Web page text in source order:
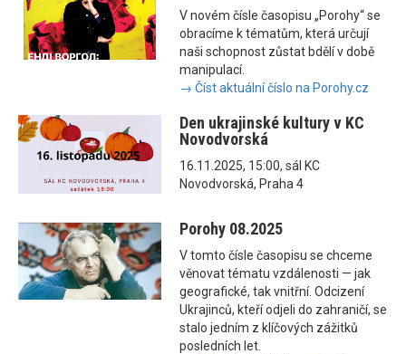
V novém čísle časopisu „Porohy“ se
obracíme k tématům, která určují
naši schopnost zůstat bdělí v době
manipulací.
→ Číst aktuální číslo na Porohy.cz
Den ukrajinské kultury v KC
Novodvorská
16.11.2025, 15:00, sál KC
Novodvorská, Praha 4
Porohy 08.2025
V tomto čísle časopisu se chceme
věnovat tématu vzdálenosti — jak
geografické, tak vnitřní. Odcizení
Ukrajinců, kteří odjeli do zahraničí, se
stalo jedním z klíčových zážitků
posledních let.